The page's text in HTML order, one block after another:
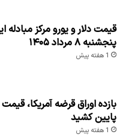
قیمت دلار و یورو مرکز مبادله
پنجشنبه ۸ مرداد ۱۴۰۵
1 هفته پیش
بازده اوراق قرضه آمریکا،
پایین کشید
1 هفته پیش